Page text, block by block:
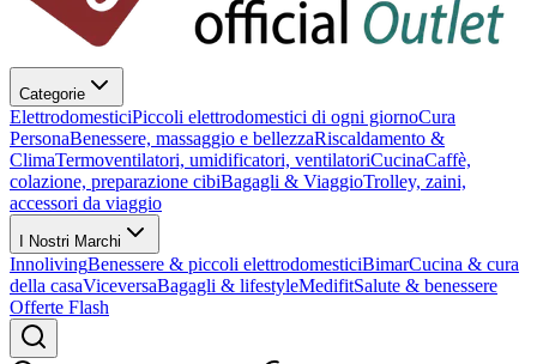
Categorie
ElettrodomesticiPiccoli elettrodomestici di ogni giornoCura
PersonaBenessere, massaggio e bellezzaRiscaldamento &
ClimaTermoventilatori, umidificatori, ventilatoriCucinaCaffè,
colazione, preparazione cibiBagagli & ViaggioTrolley, zaini,
accessori da viaggio
I Nostri Marchi
InnolivingBenessere & piccoli elettrodomesticiBimarCucina & cura
della casaViceversaBagagli & lifestyleMedifitSalute & benessere
Offerte Flash